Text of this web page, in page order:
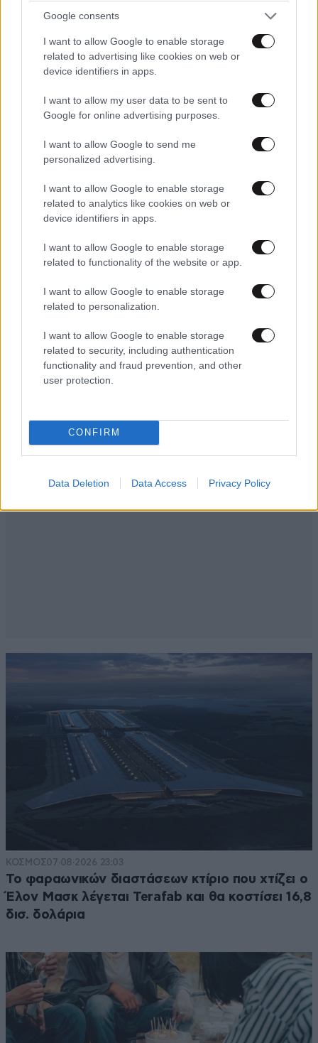
Google consents
I want to allow Google to enable storage
related to advertising like cookies on web or
device identifiers in apps.
I want to allow my user data to be sent to
Google for online advertising purposes.
I want to allow Google to send me
personalized advertising.
I want to allow Google to enable storage
related to analytics like cookies on web or
device identifiers in apps.
I want to allow Google to enable storage
related to functionality of the website or app.
I want to allow Google to enable storage
related to personalization.
I want to allow Google to enable storage
related to security, including authentication
functionality and fraud prevention, and other
user protection.
CONFIRM
Data Deletion Data Access Privacy Policy
08·08·2026 04:58
άνθρωπος των βασανιστηρίων της Συρίας
εντοπίστηκε στη Ρωσία
ΚΟΣΜΟΣ07·08·2026 23:03
Το φαραωνικών διαστάσεων κτίριο που χτίζει ο
Έλον Μασκ λέγεται Terafab και θα κοστίσει 16,8
δισ. δολάρια